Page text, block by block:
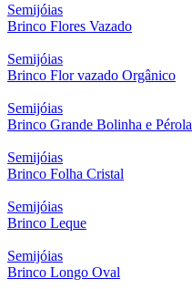
Semijóias
Brinco Flores Vazado
Semijóias
Brinco Flor vazado Orgânico
Semijóias
Brinco Grande Bolinha e Pérola
Semijóias
Brinco Folha Cristal
Semijóias
Brinco Leque
Semijóias
Brinco Longo Oval